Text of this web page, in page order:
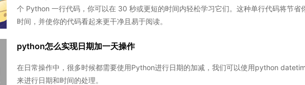
个 Python 一行代码，你可以在 30 秒或更短的时间内轻松学习它们。这种单行代码将节省
时间，并使你的代码看起来更干净且易于阅读。
python怎么实现日期加一天操作
在日常操作中，很多时候都需要使用Python进行日期的加减，我们可以使用python
来进行日期和时间的处理。